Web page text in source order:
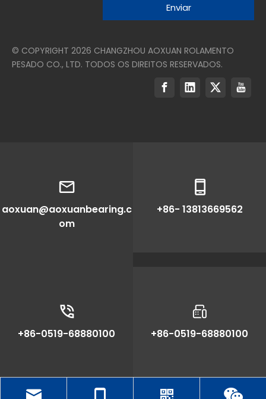
Enviar
© COPYRIGHT 2026 CHANGZHOU AOXUAN ROLAMENTO
PESADO CO., LTD. TODOS OS DIREITOS RESERVADOS.
aoxuan@aoxuanbearing.c
om
+86- 13813669562
+86-0519-68880100 +86-0519-68880100